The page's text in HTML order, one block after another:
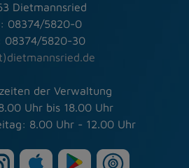
Dietmannsried
08374/5820-0
08374/5820-30
der Verwaltung
Uhr bis 18.00 Uhr
8.00 Uhr - 12.00 Uhr